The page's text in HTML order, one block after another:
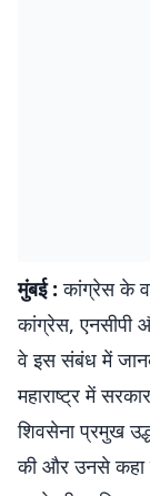
मुंबई :कांग्रेस के
कांग्रेस, एनसीपी
वे इस संबंध में
महाराष्ट्र में
शिवसेना प्रमुख
की और उनसे कहा